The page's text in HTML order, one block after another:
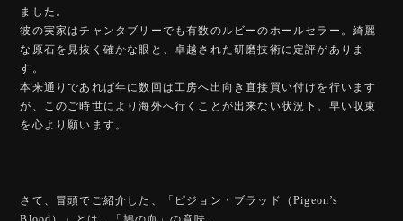
ました。
彼の実家はチャンタブリーでも有数のルビーのホールセラー。綺麗
な原石を見抜く確かな眼と、卓越された研磨技術に定評がありま
す。
本来通りであれば年に数回は工房へ出向き直接買い付けを行います
が、このご時世により海外へ行くことが出来ない状況下。早い収束
を心より願います。
さて、冒頭でご紹介した、「ピジョン・ブラッド（Pigeon’s